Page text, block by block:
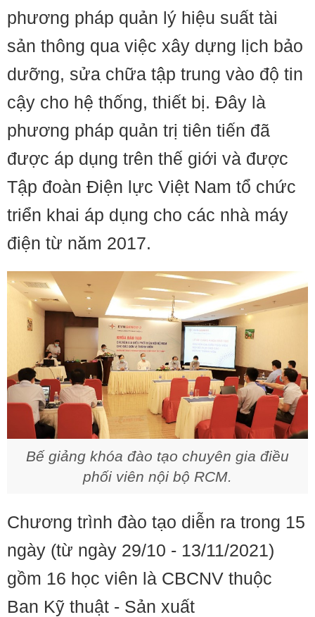
phương pháp quản lý hiệu suất tài
sản thông qua việc xây dựng lịch bảo
dưỡng, sửa chữa tập trung vào độ tin
cậy cho hệ thống, thiết bị. Đây là
phương pháp quản trị tiên tiến đã
được áp dụng trên thế giới và được
Tập đoàn Điện lực Việt Nam tổ chức
triển khai áp dụng cho các nhà máy
điện từ năm 2017.
Bế giảng khóa đào tạo chuyên gia điều
phối viên nội bộ RCM.
Chương trình đào tạo diễn ra trong 15
ngày (từ ngày 29/10 - 13/11/2021)
gồm 16 học viên là CBCNV thuộc
Ban Kỹ thuật - Sản xuất